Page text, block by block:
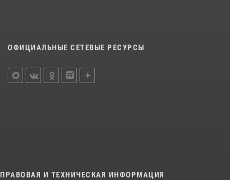
ОФИЦИАЛЬНЫЕ СЕТЕВЫЕ РЕСУРСЫ
ПРАВОВАЯ И ТЕХНИЧЕСКАЯ ИНФОРМАЦИЯ